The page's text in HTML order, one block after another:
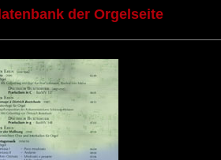
der Orgelseite